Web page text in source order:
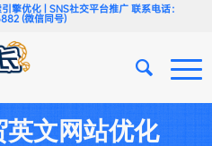
擎优化 | SNS社交平台推广 联系电话：
(微信同号)
英文网站优化